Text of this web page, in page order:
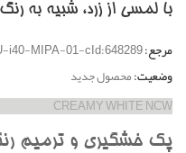
با لمسي از زرد، شبيه به
مرجع:i40-MIPA-01-cId:648289
وضعیت:محصول جدید
CREAMY WHITE NCW
پک خشگيري و ترميم